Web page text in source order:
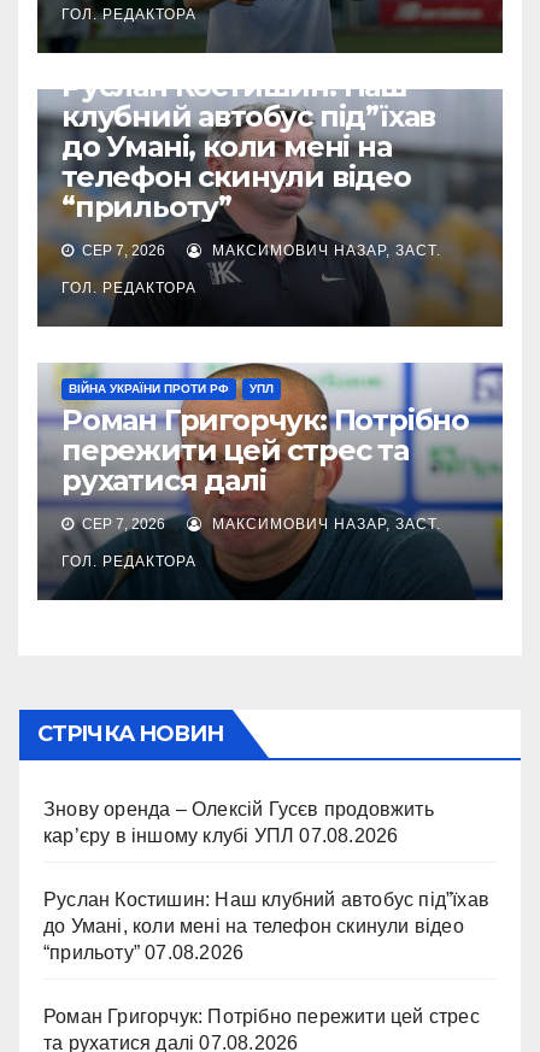
ГОЛ. РЕДАКТОРА
ВІЙНА УКРАЇНИ ПРОТИ РФ УПЛ
Руслан Костишин: Наш
клубний автобус під”їхав
до Умані, коли мені на
телефон скинули відео
“прильоту”
СЕР 7, 2026 МАКСИМОВИЧ НАЗАР, ЗАСТ.
ГОЛ. РЕДАКТОРА
ВІЙНА УКРАЇНИ ПРОТИ РФ УПЛ
Роман Григорчук: Потрібно
пережити цей стрес та
рухатися далі
СЕР 7, 2026 МАКСИМОВИЧ НАЗАР, ЗАСТ.
ГОЛ. РЕДАКТОРА
СТРІЧКА НОВИН
Знову оренда – Олексій Гусєв продовжить
кар’єру в іншому клубі УПЛ 07.08.2026
Руслан Костишин: Наш клубний автобус під”їхав
до Умані, коли мені на телефон скинули відео
“прильоту” 07.08.2026
Роман Григорчук: Потрібно пережити цей стрес
та рухатися далі 07.08.2026